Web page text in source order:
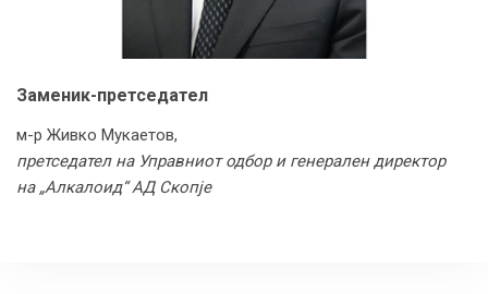
Заменик-претседател
м-р Живко Мукаетов,
претседател на Управниот одбор и генерален директор
на „Алкалоид“ АД Скопје